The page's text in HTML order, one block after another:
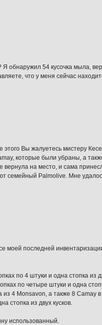
обнаружил 54 кусочка мыла,
что у меня сейчас
Вы жалуетесь мистеру
которые были убраны, а
вернула на место, и сама
семейный Palmolive. Мне
моей последней
по 4 штуки и одна стопка из
по четыре штуки и одна
4 Monsavon, а также 8 Camay
стопка из двух кусков.
использованный.